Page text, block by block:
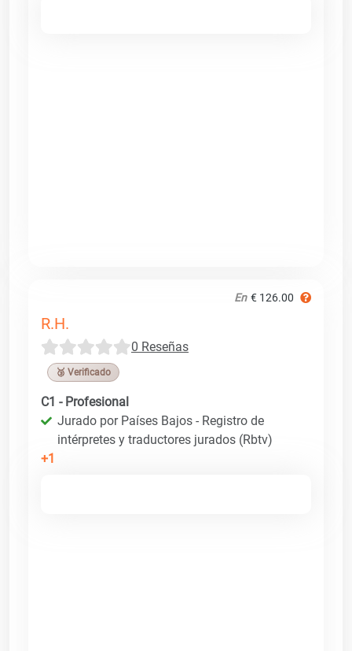
En € 126.00
R.H.
0 Reseñas
🥉 Verificado
C1 - Profesional
Jurado por Países Bajos - Registro de
intérpretes y traductores jurados (Rbtv)
+1